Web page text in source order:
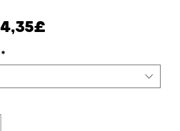
4,35£
oferta
*